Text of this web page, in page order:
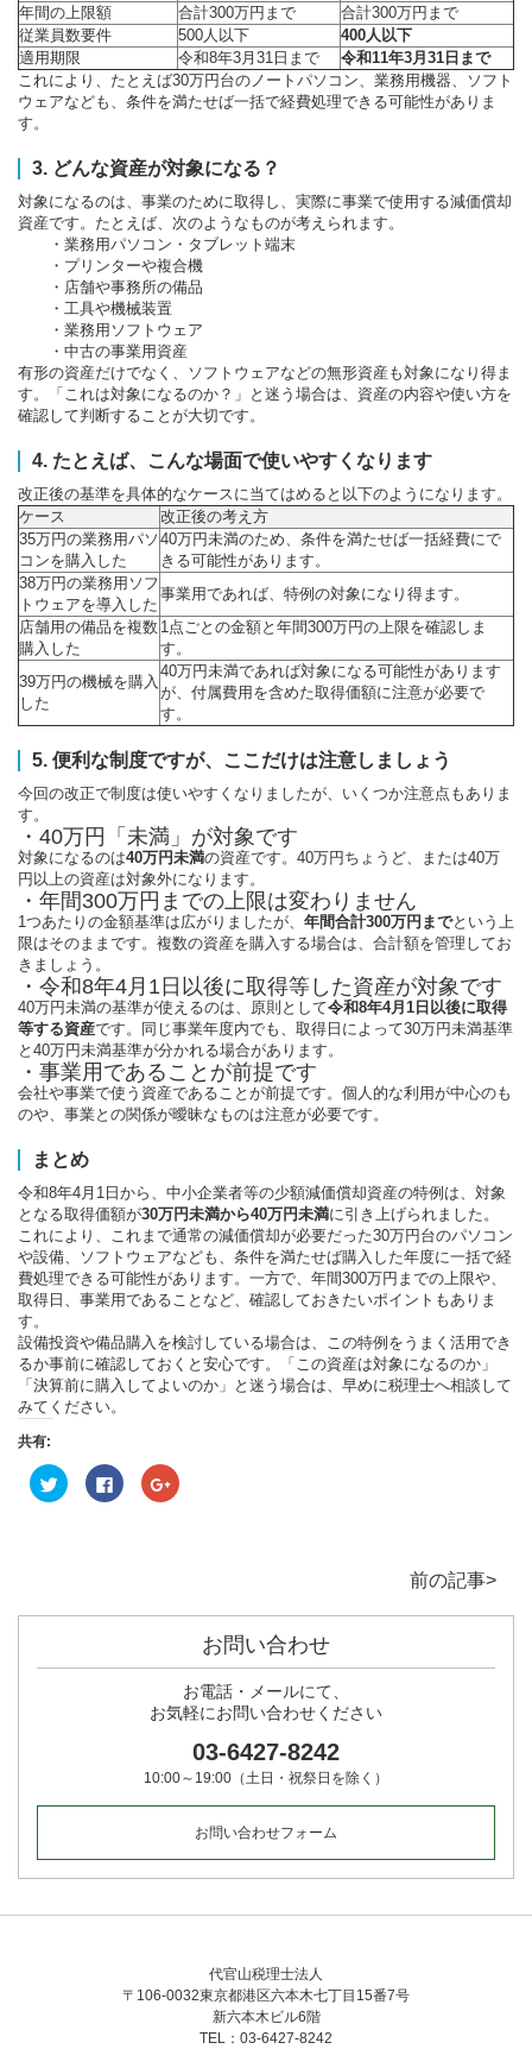
年間の上限額
合計300万円まで
合計300万円まで
従業員数要件
500人以下
400人以下
適用期限
令和8年3月31日まで
令和11年3月31日まで
これにより、たとえば30万円台のノートパソコン、業務用機器、ソフト
ウェアなども、条件を満たせば一括で経費処理できる可能性がありま
す。
3. どんな資産が対象になる？
対象になるのは、事業のために取得し、実際に事業で使用する減価償却
資産です。たとえば、次のようなものが考えられます。
・業務用パソコン・タブレット端末
・プリンターや複合機
・店舗や事務所の備品
・工具や機械装置
・業務用ソフトウェア
・中古の事業用資産
有形の資産だけでなく、ソフトウェアなどの無形資産も対象になり得ま
す。「これは対象になるのか？」と迷う場合は、資産の内容や使い方を
確認して判断することが大切です。
4. たとえば、こんな場面で使いやすくなります
改正後の基準を具体的なケースに当てはめると以下のようになります。
ケース
改正後の考え方
35万円の業務用パソ
コンを購入した
40万円未満のため、条件を満たせば一括経費にで
きる可能性があります。
38万円の業務用ソフ
トウェアを導入した
事業用であれば、特例の対象になり得ます。
店舗用の備品を複数
購入した
1点ごとの金額と年間300万円の上限を確認しま
す。
39万円の機械を購入
した
40万円未満であれば対象になる可能性があります
が、付属費用を含めた取得価額に注意が必要で
す。
5. 便利な制度ですが、ここだけは注意しましょう
今回の改正で制度は使いやすくなりましたが、いくつか注意点もありま
す。
・40万円「未満」が対象です
対象になるのは40万円未満の資産です。40万円ちょうど、または40万
円以上の資産は対象外になります。
・年間300万円までの上限は変わりません
1つあたりの金額基準は広がりましたが、 年間合計300万円までという上
限はそのままです。複数の資産を購入する場合は、合計額を管理してお
きましょう。
・令和8年4月1日以後に取得等した資産が対象です
40万円未満の基準が使えるのは、原則として令和8年4月1日以後に取得
等する資産です。同じ事業年度内でも、取得日によって30万円未満基準
と40万円未満基準が分かれる場合があります。
・事業用であることが前提です
会社や事業で使う資産であることが前提です。個人的な利用が中心のも
のや、事業との関係が曖昧なものは注意が必要です。
まとめ
令和8年4月1日から、中小企業者等の少額減価償却資産の特例は、対象
となる取得価額が30万円未満から40万円未満に引き上げられました。
これにより、これまで通常の減価償却が必要だった30万円台のパソコン
や設備、ソフトウェアなども、条件を満たせば購入した年度に一括で経
費処理できる可能性があります。一方で、年間300万円までの上限や、
取得日、事業用であることなど、確認しておきたいポイントもありま
す。
設備投資や備品購入を検討している場合は、この特例をうまく活用でき
るか事前に確認しておくと安心です。「この資産は対象になるのか」
「決算前に購入してよいのか」と迷う場合は、早めに税理士へ相談して
みてください。
共有:
ク
リ
(新
ウ
Facebook
で
ッ
て
ン
開
き
ク
リ
(新
ウ
ン
ド
ウ
ま
前の記事>
お問い合わせ
お電話・メールにて、
お気軽にお問い合わせください
03-6427-8242
10:00～19:00（土日・祝祭日を除く）
お問い合わせフォーム
代官山税理士法人
〒106-0032東京都港区六本木七丁目15番7号
新六本木ビル6階
TEL：03-6427-8242